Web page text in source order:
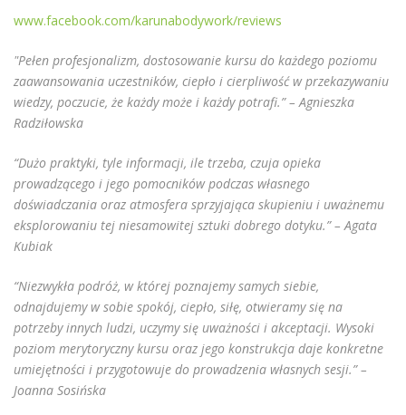
www.facebook.com/karunabodywork/reviews
"Pełen profesjonalizm, dostosowanie kursu do każdego poziomu
zaawansowania uczestników, ciepło i cierpliwość w przekazywaniu
wiedzy, poczucie, że każdy może i każdy potrafi.” – Agnieszka
Radziłowska
“Dużo praktyki, tyle informacji, ile trzeba, czuja opieka
prowadzącego i jego pomocników podczas własnego
doświadczania oraz atmosfera sprzyjająca skupieniu i uważnemu
eksplorowaniu tej niesamowitej sztuki dobrego dotyku.” – Agata
Kubiak
“Niezwykła podróż, w której poznajemy samych siebie,
odnajdujemy w sobie spokój, ciepło, siłę, otwieramy się na
potrzeby innych ludzi, uczymy się uważności i akceptacji. Wysoki
poziom merytoryczny kursu oraz jego konstrukcja daje konkretne
umiejętności i przygotowuje do prowadzenia własnych sesji.” –
Joanna Sosińska